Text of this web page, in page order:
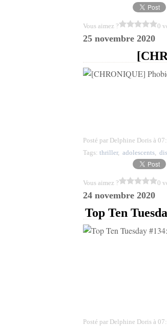
Vous aimez ? 0
25 novembre 2020
Posté par Delphine Doris à
Tags: thriller, adolescents,
Vous aimez ? 0
24 novembre 2020
Top Ten
Posté par Delphine Doris à